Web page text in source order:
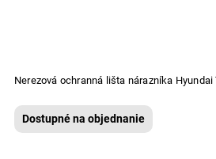
Nerezová ochranná lišta nárazníka
Dostupné na objednanie